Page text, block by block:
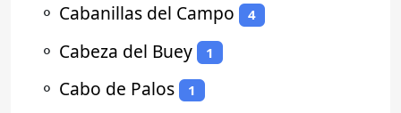
⚬ Cabanillas del Campo 4
⚬ Cabeza del Buey 1
⚬ Cabo de Palos 1